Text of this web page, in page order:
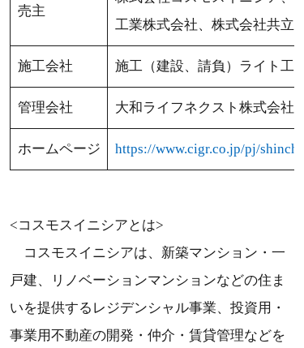
売主
工業株式会社、株式会社共立
施工会社 施工（建設、請負）ライト工
管理会社 大和ライフネクスト株式会社
ホームページ https://www.cigr.co.jp/pj/
<コスモスイニシアとは>
コスモスイニシアは、新築マンション・一
戸建、リノベーションマンションなどの住ま
いを提供するレジデンシャル事業、投資用・
事業用不動産の開発・仲介・賃貸管理などを